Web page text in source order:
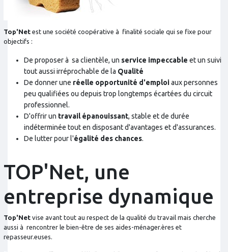
Top'Net est une société coopérative à finalité sociale qui se fixe pour
objectifs :
De proposer à sa clientèle, un service impeccable et un suivi
tout aussi irréprochable de la Qualité
De donner une réelle opportunité d'emploiaux personnes
peu qualifiées ou depuis trop longtemps écartées du circuit
professionnel.
D'offrir un travail épanouissant, stable et de durée
indéterminée tout en disposant d'avantages et d'assurances.
De lutter pour l'égalité des chances.
TOP'Net, une
entreprise dynamique
Top'Net vise avant tout au respect de la qualité du travail mais cherche
aussi à rencontrer le bien-être de ses aides-ménager.ères et
repasseur.euses.